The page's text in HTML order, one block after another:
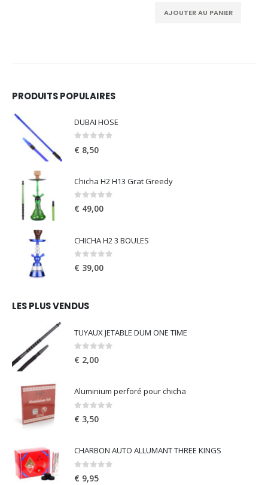
AJOUTER AU PANIER
PRODUITS POPULAIRES
DUBAI HOSE
€ 8,50
Chicha H2 H13 Grat Greedy
0out of 5
€ 49,00
CHICHA H2 3 BOULES
0out of 5
€ 39,00
LES PLUS VENDUS
TUYAUX JETABLE DUM ONE TIME
0out of 5
€ 2,00
Aluminium perforé pour chicha
0out of 5
€ 3,50
CHARBON AUTO ALLUMANT THREE KINGS
0out of 5
€ 9,95